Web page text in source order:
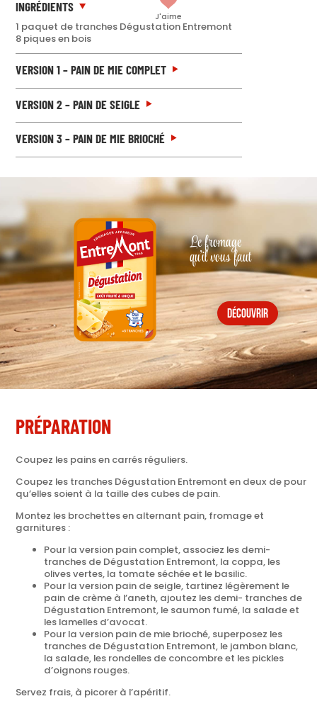
J'aime
INGRÉDIENTS
1 paquet de tranches Dégustation Entremont
8 piques en bois
VERSION 1 – PAIN DE MIE COMPLET
VERSION 2 – PAIN DE SEIGLE
VERSION 3 – PAIN DE MIE BRIOCHÉ
Le fromage
qu'il vous faut
découvrir
PRÉPARATION
Coupez les pains en carrés réguliers.
Coupez les tranches Dégustation Entremont en deux de pour
qu’elles soient à la taille des cubes de pain.
Montez les brochettes en alternant pain, fromage et
garnitures :
Pour la version pain complet, associez les demi-
tranches de Dégustation Entremont, la coppa, les
olives vertes, la tomate séchée et le basilic.
Pour la version pain de seigle, tartinez légèrement le
pain de crème à l’aneth, ajoutez les demi- tranches de
Dégustation Entremont, le saumon fumé, la salade et
les lamelles d’avocat.
Pour la version pain de mie brioché, superposez les
tranches de Dégustation Entremont, le jambon blanc,
la salade, les rondelles de concombre et les pickles
d’oignons rouges.
Servez frais, à picorer à l’apéritif.